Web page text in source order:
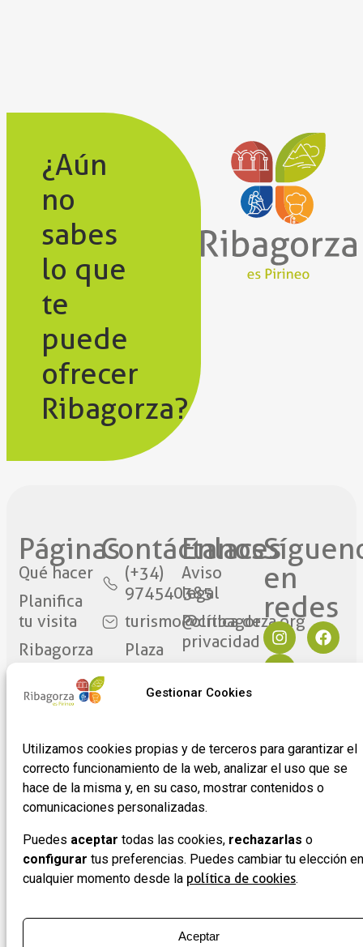
Gestionar Cookies
Utilizamos cookies propias y de terceros para garantizar el
correcto funcionamiento de la web, analizar el uso que se
hace de la misma y, en su caso, mostrar contenidos o
comunicaciones personalizadas.
Puedes aceptar todas las cookies, rechazarlas o
configurar tus preferencias. Puedes cambiar tu elección en
cualquier momento desde la política de cookies.
Aceptar
¿Aún
no
sabes
lo que
te
puede
ofrecer
Ribagorza?
Páginas
Qué hacer
Planifica
tu visita
Ribagorza
Noticias
Contáctanos​
(+34)
974540385
turismo@cribagorza.org
Plaza
(Huesca)
Enlaces
Aviso
legal
Política de
privacidad
Cookies
de
adhesión
de
empresas
en
redes​